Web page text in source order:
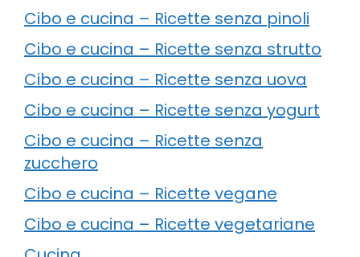
Cibo e cucina – Ricette senza pinoli
Cibo e cucina – Ricette senza strutto
Cibo e cucina – Ricette senza uova
Cibo e cucina – Ricette senza yogurt
Cibo e cucina – Ricette senza
zucchero
Cibo e cucina – Ricette vegane
Cibo e cucina – Ricette vegetariane